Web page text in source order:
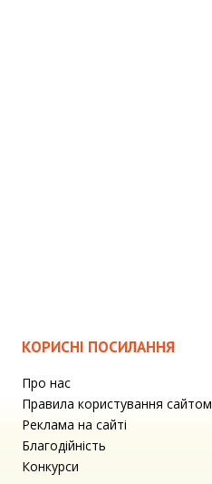
КОРИСНІ ПОСИЛАННЯ
Про нас
Правила користування сайтом
Реклама на сайті
Благодійність
Конкурси